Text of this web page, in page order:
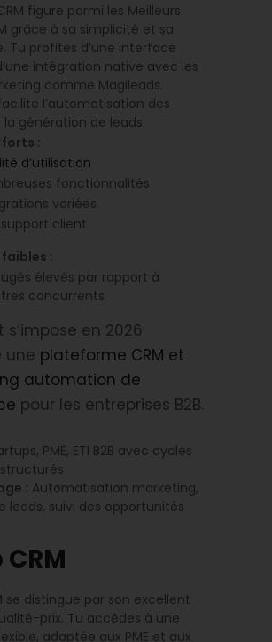
figure parmi les Meilleurs
grâce à sa simplicité et sa
Tu profites d’une interface
intégration native avec les
comme Magileads.
l’automatisation des
génération de leads.
:
d’utilisation
fonctionnalités
variées
support client
:
élevés par rapport à
concurrents
s’impose en 2026
une plateforme CRM et
automation de
pour les entreprises B2B.
PME, ETI B2B avec cycles
: Automatisation marketing,
leads, suivi des opportunités
se distingue par son excellent
prix. Tu accèdes à une
adaptée aux PME et aux